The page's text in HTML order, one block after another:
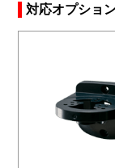
対応オプショ